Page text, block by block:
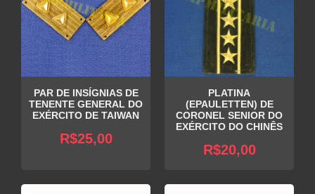
PAR DE INSÍGNIAS DE
TENENTE GENERAL DO
EXÉRCITO DE TAIWAN
R$25,00
PLATINA
(EPAULETTEN) DE
CORONEL SENIOR DO
EXÉRCITO DO CHINÊS
R$20,00